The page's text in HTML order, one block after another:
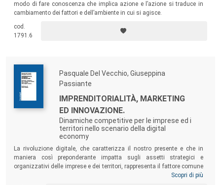
modo di fare conoscenza che implica azione e l’azione si traduce in
cambiamento dei fattori e dell’ambiente in cui si agisce.
cod.
1791.6
Pasquale Del Vecchio, Giuseppina
Passiante
IMPRENDITORIALITÀ, MARKETING
ED INNOVAZIONE.
Dinamiche competitive per le imprese ed i
territori nello scenario della digital
economy
La rivoluzione digitale, che caratterizza il nostro presente e che in
maniera così preponderante impatta sugli assetti strategici e
organizzativi delle imprese e dei territori, rappresenta il fattore comune
alla base delle riflessioni che accompagnano il volume, che si prefigge
Scopri di più